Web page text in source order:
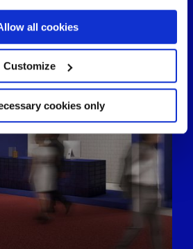
also like to:
about your geographical
be accurate to within several
by actively scanning it for
(fingerprinting)
your personal data is processed
in thedetails section.
content and ads, to
and to analyse our traffic.
about your use of our site with
and analytics partners who
all cookies
Customize
cookies only